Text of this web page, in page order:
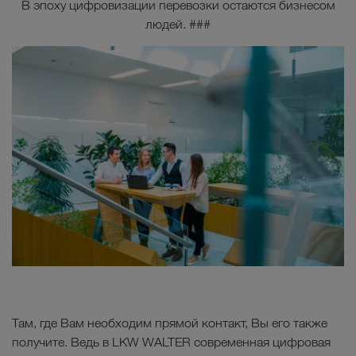
Перевозки Ближний Восток
Грузоперевозки Северная Африка
Перевозки Центральная Азия
Грузоперевозки Россия
В эпоху цифровизации перевозки остаются бизнесом
людей. ###
Там, где Вам необходим прямой контакт, Вы его также
получите. Ведь в LKW WALTER современная цифровая